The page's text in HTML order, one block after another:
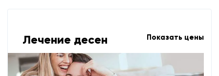
Лечение десен Показать цены